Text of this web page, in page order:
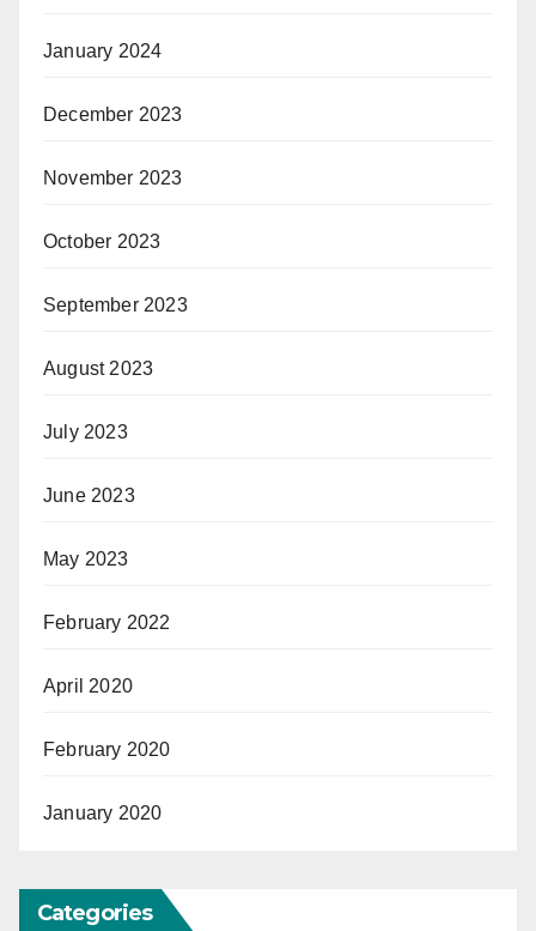
January 2024
December 2023
November 2023
October 2023
September 2023
August 2023
July 2023
June 2023
May 2023
February 2022
April 2020
February 2020
January 2020
Categories